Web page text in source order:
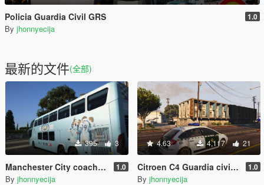
Policia Guardia Civil GRS 1.0
By jhonnyecija
最新的文件(全部)
395 3
Manchester City coach skin 1.0
By jhonnyecija
4.63 4,117 21
Citroen C4 Guardia civil España 1.0
By jhonnyecija